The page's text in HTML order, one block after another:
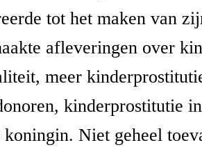
tot het maken van
afleveringen over
meer
kinderprostitutie
koningin. Niet geheel